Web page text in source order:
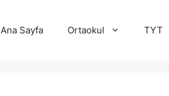
Ana Sayfa Ortaokul TYT